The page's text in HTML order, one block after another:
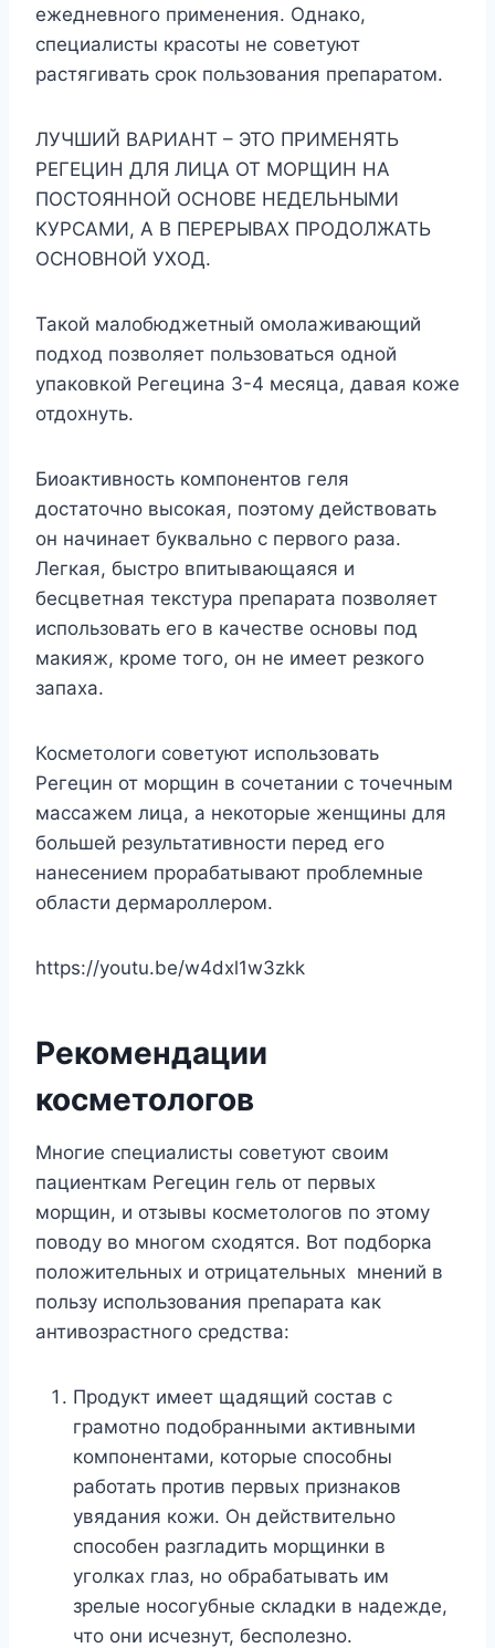
ежедневного применения. Однако,
специалисты красоты не советуют
растягивать срок пользования препаратом.
ЛУЧШИЙ ВАРИАНТ – ЭТО ПРИМЕНЯТЬ
РЕГЕЦИН ДЛЯ ЛИЦА ОТ МОРЩИН НА
ПОСТОЯННОЙ ОСНОВЕ НЕДЕЛЬНЫМИ
КУРСАМИ, А В ПЕРЕРЫВАХ ПРОДОЛЖАТЬ
ОСНОВНОЙ УХОД.
Такой малобюджетный омолаживающий
подход позволяет пользоваться одной
упаковкой Регецина 3-4 месяца, давая коже
отдохнуть.
Биоактивность компонентов геля
достаточно высокая, поэтому действовать
он начинает буквально с первого раза.
Легкая, быстро впитывающаяся и
бесцветная текстура препарата позволяет
использовать его в качестве основы под
макияж, кроме того, он не имеет резкого
запаха.
Косметологи советуют использовать
Регецин от морщин в сочетании с точечным
массажем лица, а некоторые женщины для
большей результативности перед его
нанесением прорабатывают проблемные
области дермароллером.
https://youtu.be/w4dxl1w3zkk
Рекомендации
косметологов
Многие специалисты советуют своим
пациенткам Регецин гель от первых
морщин, и отзывы косметологов по этому
поводу во многом сходятся. Вот подборка
положительных и отрицательных мнений в
пользу использования препарата как
антивозрастного средства:
Продукт имеет щадящий состав с
грамотно подобранными активными
компонентами, которые способны
работать против первых признаков
увядания кожи. Он действительно
способен разгладить морщинки в
уголках глаз, но обрабатывать им
зрелые носогубные складки в надежде,
что они исчезнут, бесполезно.